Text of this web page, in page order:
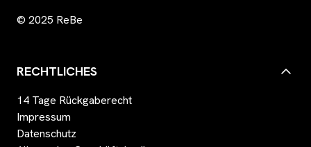
© 2025 ReBe
RECHTLICHES
14 Tage Rückgaberecht
Impressum
Datenschutz